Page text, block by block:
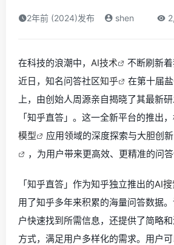
2年前 (2024)发布 shen
在科技的浪潮中， AI技术
不断刷新着
近日，知名问答社区知乎
在第十届
上，由创始人周源亲自揭晓了其最新
「知乎直答」。这一全新平台的推出
模型
应用领域的深度探索与大胆创
，为用户带来更高效、更精准的问答
「知乎直答」作为知乎独立推出的AI搜
用了知乎多年来积累的海量问答数据
户快速找到所需信息，还提供了简略
方式，满足用户多样化的需求。用户可